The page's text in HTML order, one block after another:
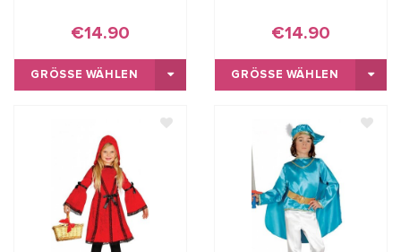
€14.90
GRÖSSE WÄHLEN
€14.90
GRÖSSE WÄHLEN